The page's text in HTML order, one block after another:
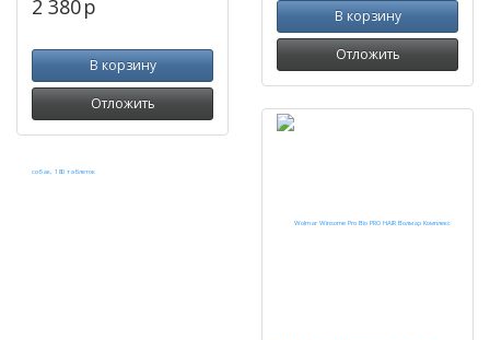
2 380p
В корзину
Отложить
В корзину
Отложить